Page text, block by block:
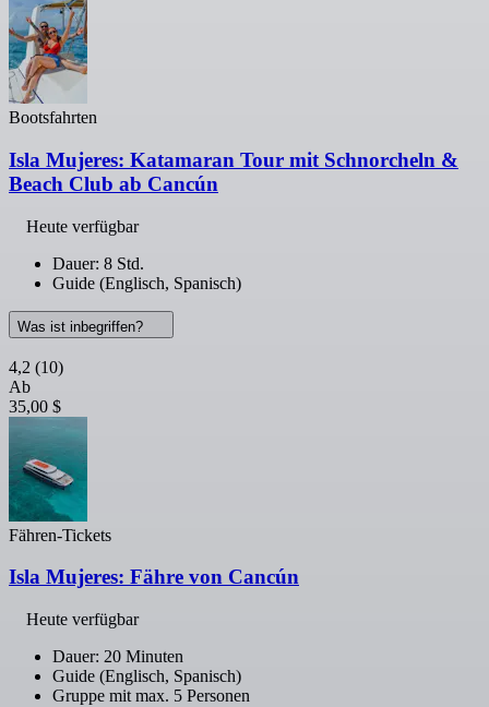
Bootsfahrten
Isla Mujeres: Katamaran Tour mit Schnorcheln &
Beach Club ab Cancún
Heute verfügbar
Dauer: 8 Std.
Guide (Englisch, Spanisch)
Was ist inbegriffen?
4,2 (10)
Ab
35,00 $
Fähren-Tickets
Isla Mujeres: Fähre von Cancún
Heute verfügbar
Dauer: 20 Minuten
Guide (Englisch, Spanisch)
Gruppe mit max. 5 Personen